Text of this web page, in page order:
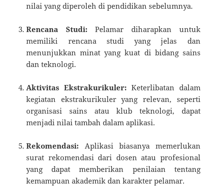
nilai yang diperoleh di pendidikan sebelumnya.
Rencana Studi: Pelamar diharapkan untuk
memiliki rencana studi yang jelas dan
menunjukkan minat yang kuat di bidang sains
dan teknologi.
Aktivitas Ekstrakurikuler: Keterlibatan dalam
kegiatan ekstrakurikuler yang relevan, seperti
organisasi sains atau klub teknologi, dapat
menjadi nilai tambah dalam aplikasi.
Rekomendasi: Aplikasi biasanya memerlukan
surat rekomendasi dari dosen atau profesional
yang dapat memberikan penilaian tentang
kemampuan akademik dan karakter pelamar.